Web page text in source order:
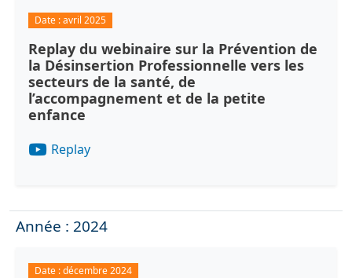
Date :avril 2025
Replay du webinaire sur la Prévention de
la Désinsertion Professionnelle vers les
secteurs de la santé, de
l’accompagnement et de la petite
enfance
Replay
Année : 2024
Date :décembre 2024